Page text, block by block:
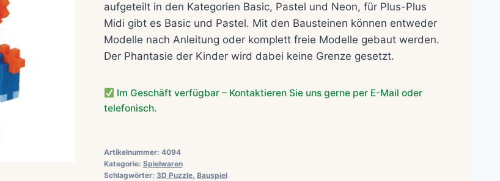
aufgeteilt in den Kategorien Basic, Pastel und Neon, für Plus-Plus
Midi gibt es Basic und Pastel. Mit den Bausteinen können entweder
Modelle nach Anleitung oder komplett freie Modelle gebaut werden.
Der Phantasie der Kinder wird dabei keine Grenze gesetzt.
Im Geschäft verfügbar – Kontaktieren Sie uns gerne per E-Mail oder
telefonisch.
Artikelnummer: 4094
Kategorie: Spielwaren
Schlagwörter: 3D Puzzle, Bauspiel